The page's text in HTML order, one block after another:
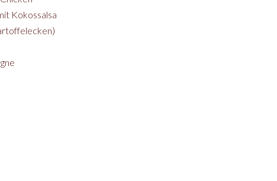
Kokossalsa